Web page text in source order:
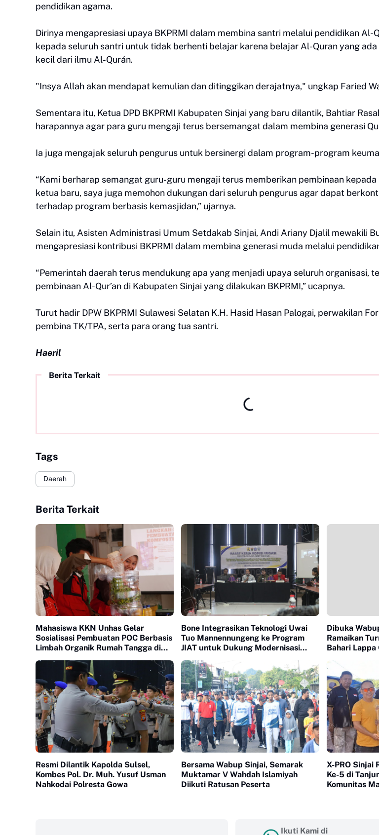
pendidikan agama.
Dirinya mengapresiasi upaya BKPRMI dalam membina santri melalui pendidikan Al-
kepada seluruh santri untuk tidak berhenti belajar karena belajar Al-Quran yang ada
kecil dari ilmu Al-Qurán.
"Insya Allah akan mendapat kemulian dan ditinggikan derajatnya," ungkap Faried
Sementara itu, Ketua DPD BKPRMI Kabupaten Sinjai yang baru dilantik, Bahtiar
harapannya agar para guru mengaji terus bersemangat dalam membina generasi
Ia juga mengajak seluruh pengurus untuk bersinergi dalam program-program
“Kami berharap semangat guru-guru mengaji terus memberikan pembinaan
ketua baru, saya juga memohon dukungan dari seluruh pengurus agar dapat
terhadap program berbasis kemasjidan,” ujarnya.
Selain itu, Asisten Administrasi Umum Setdakab Sinjai, Andi Ariany Djalil mewakili
mengapresiasi kontribusi BKPRMI dalam membina generasi muda melalui
“Pemerintah daerah terus mendukung apa yang menjadi upaya seluruh organisasi,
pembinaan Al-Qur’an di Kabupaten Sinjai yang dilakukan BKPRMI,” ucapnya.
Turut hadir DPW BKPRMI Sulawesi Selatan K.H. Hasid Hasan Palogai, perwakilan
pembina TK/TPA, serta para orang tua santri.
Haeril
Berita Terkait
Tags
Daerah
Berita Terkait
Mahasiswa KKN Unhas Gelar
Sosialisasi Pembuatan POC Berbasis
Limbah Organik Rumah Tangga di
Bone Integrasikan Teknologi Uwai
Tuo Mannennungeng ke Program
JIAT untuk Dukung Modernisasi
Dibuka
Ramaikan
Bahari Lappa
Resmi Dilantik Kapolda Sulsel,
Kombes Pol. Dr. Muh. Yusuf Usman
Nahkodai Polresta Gowa
Bersama Wabup Sinjai, Semarak
Muktamar V Wahdah Islamiyah
Diikuti Ratusan Peserta
X-PRO Sinjai
Ke-5 di
Komunitas
Ikuti Kami di